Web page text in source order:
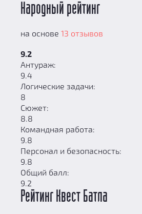
Народный рейтинг
на основе 13 отзывов
9.2
Антураж:
9.4
Логические задачи:
8
Сюжет:
8.8
Командная работа:
9.8
Персонал и безопасность:
9.8
Общий балл:
9.2
Рейтинг Квест Батла